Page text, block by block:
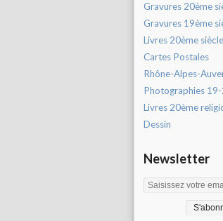
Gravures 20ème
Gravures 19ème
Livres 20ème siècle
Cartes Postales
Rhône-Alpes-
Photographies
Livres 20ème
Dessin
Newsletter